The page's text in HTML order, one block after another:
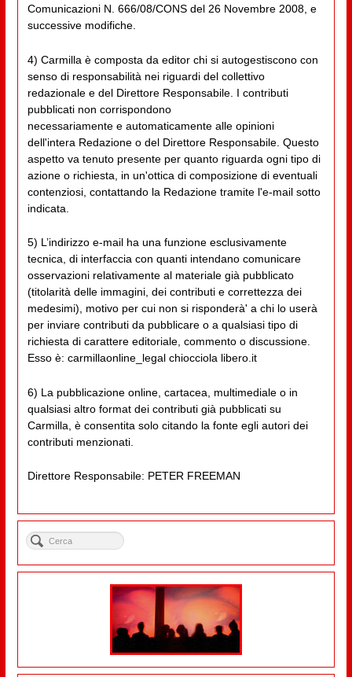
Comunicazioni N. 666/08/CONS del 26 Novembre 2008, e
successive modifiche.
4) Carmilla è composta da editor chi si autogestiscono con
senso di responsabilità nei riguardi del collettivo
redazionale e del Direttore Responsabile. I contributi
pubblicati non corrispondono
necessariamente e automaticamente alle opinioni
dell'intera Redazione o del Direttore Responsabile. Questo
aspetto va tenuto presente per quanto riguarda ogni tipo di
azione o richiesta, in un'ottica di composizione di eventuali
contenziosi, contattando la Redazione tramite l'e-mail sotto
indicata.
5) L’indirizzo e-mail ha una funzione esclusivamente
tecnica, di interfaccia con quanti intendano comunicare
osservazioni relativamente al materiale già pubblicato
(titolarità delle immagini, dei contributi e correttezza dei
medesimi), motivo per cui non si risponderà' a chi lo userà
per inviare contributi da pubblicare o a qualsiasi tipo di
richiesta di carattere editoriale, commento o discussione.
Esso è: carmillaonline_legal chiocciola libero.it
6) La pubblicazione online, cartacea, multimediale o in
qualsiasi altro format dei contributi già pubblicati su
Carmilla, è consentita solo citando la fonte egli autori dei
contributi menzionati.
Direttore Responsabile: PETER FREEMAN